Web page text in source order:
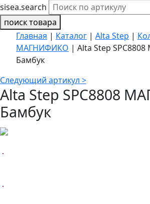
sisea.search
поиск товара
Главная | Каталог | Alta Step |
МАГНИФИКО | Alta Step
Бамбук
Следующий артикул >
Alta Step SPC8808
Бамбук